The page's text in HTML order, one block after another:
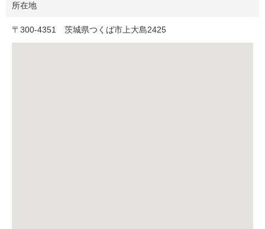
所在地
〒 300-4351 茨城県つくば市上大島2425